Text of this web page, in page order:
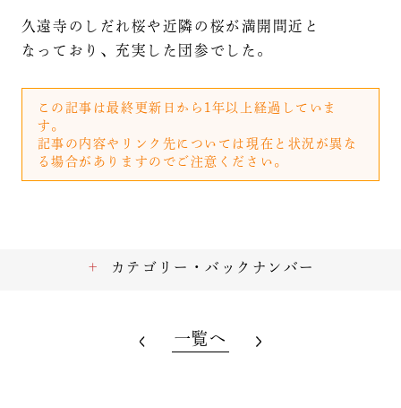
久遠寺のしだれ桜や近隣の桜が満開間近と
なっており、充実した団参でした。
この記事は最終更新日から1年以上経過していま
す。
記事の内容やリンク先については現在と状況が異な
る場合がありますのでご注意ください。
カテゴリー・バックナンバー
一覧へ